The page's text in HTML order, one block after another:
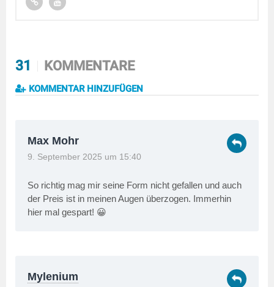
31 KOMMENTARE
KOMMENTAR HINZUFÜGEN
Max Mohr
9. September 2025 um 15:40
So richtig mag mir seine Form nicht gefallen und auch
der Preis ist in meinen Augen überzogen. Immerhin
hier mal gespart! 😀
Mylenium